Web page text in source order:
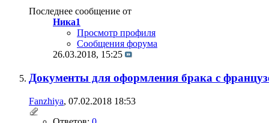
Последнее сообщение от
Ника1
Просмотр профиля
Сообщения форума
26.03.2018, 15:25
Документы для оформления брака с
Fanzhiya, 07.02.2018 18:53